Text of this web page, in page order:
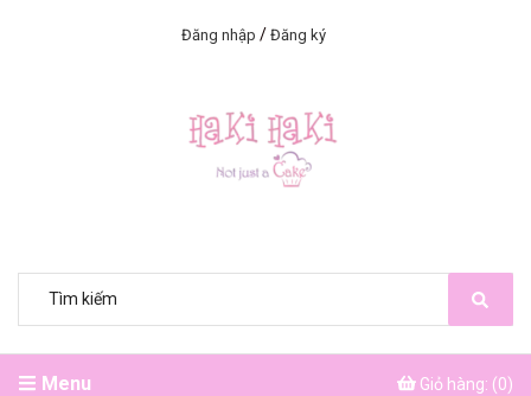
Đăng nhập / Đăng ký
Menu Giỏ hàng: (0)